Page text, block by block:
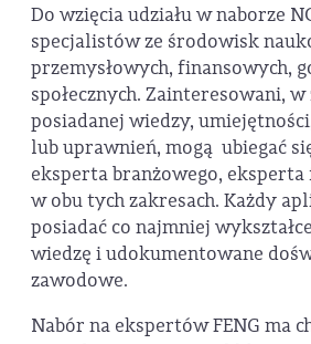
Do wzięcia udziału w naborze
specjalistów ze środowisk
przemysłowych, finansowych,
społecznych. Zainteresowani,
posiadanej wiedzy,
lub uprawnień, mogą ubiegać
eksperta branżowego,
w obu tych zakresach. Każdy
posiadać co najmniej
wiedzę i udokumentowane
zawodowe.
Nabór na ekspertów FENG ma